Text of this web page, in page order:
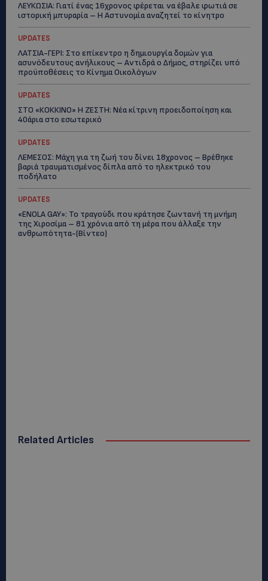
ΛΕΥΚΩΣΙΑ: Γιατί ένας 16χρονος φέρεται να έβαλε φωτιά σε
ιστορική μπυραρία – Η Αστυνομία αναζητεί το κίνητρο
UPDATES
ΛΑΤΣΙΑ-ΓΕΡΙ: Στο επίκεντρο η δημιουργία δομών για
ασυνόδευτους ανήλικους – Αντιδρά ο Δήμος, στηρίζει υπό
προϋποθέσεις το Κίνημα Οικολόγων
UPDATES
ΣΤΟ «ΚΟΚΚΙΝΟ» Η ΖΕΣΤΗ: Νέα κίτρινη προειδοποίηση και
40άρια στο εσωτερικό
UPDATES
ΛΕΜΕΣΟΣ: Μάχη για τη ζωή του δίνει 18χρονος – Βρέθηκε
βαριά τραυματισμένος δίπλα από το ηλεκτρικό του
ποδήλατο
UPDATES
«ENOLA GAY»: Το τραγούδι που κράτησε ζωντανή τη μνήμη
της Χιροσίμα – 81 χρόνια από τη μέρα που άλλαξε την
ανθρωπότητα-(Bίντεο)
Related Articles